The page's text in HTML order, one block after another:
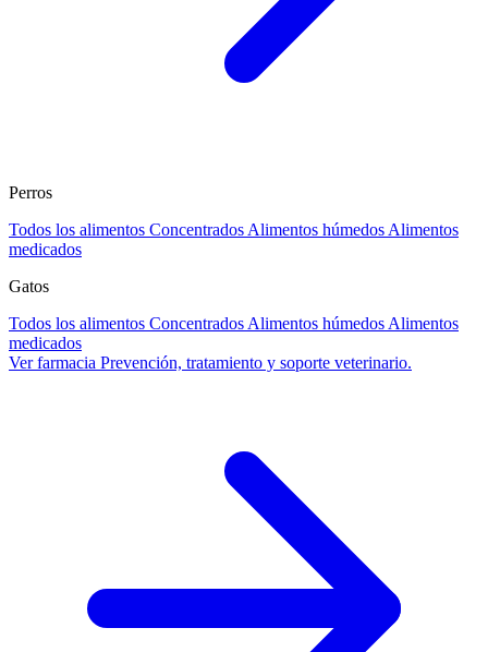
Perros
Todos los alimentos Concentrados Alimentos húmedos Alimentos
medicados
Gatos
Todos los alimentos Concentrados Alimentos húmedos Alimentos
medicados
Ver farmacia Prevención, tratamiento y soporte veterinario.